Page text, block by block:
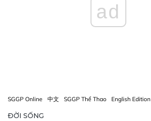
ad
SGGP Online 中文 SGGP Thể Thao English Edition
ĐỜI SỐNG